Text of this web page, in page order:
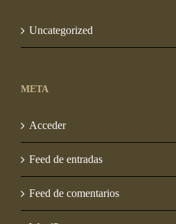
Uncategorized
META
Acceder
Feed de entradas
Feed de comentarios